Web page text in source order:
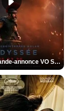
L'Odyssée Bande-annonce VO STFR